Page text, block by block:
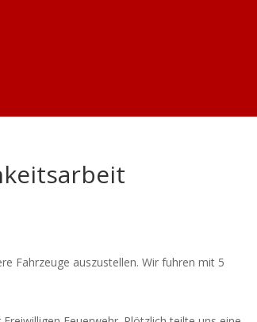
Fahrzeuge auszustellen. Wir fuhren mit 5